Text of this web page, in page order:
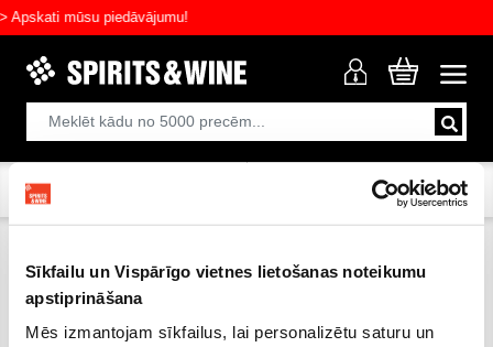
Sīkfailu un Vispārīgo vietnes lietošanas noteikumu
apstiprināšana
Mēs izmantojam sīkfailus, lai personalizētu saturu un
Apskati mūsu piedāvājumu!
Kārtot pēc
Gaļas uzkodas